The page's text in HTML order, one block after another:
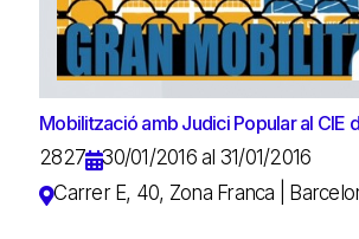
Mobilització amb Judici Popular al CIE
2827
30/01/2016 al 31/01/2016
Carrer E, 40, Zona Franca |